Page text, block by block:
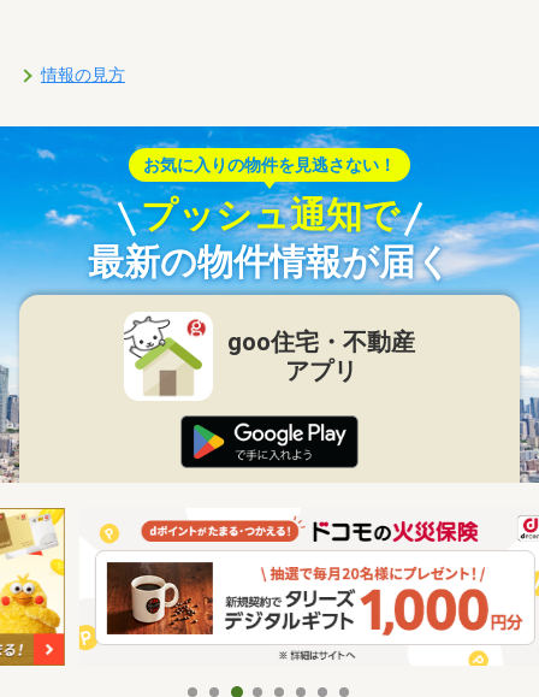
情報の見方
お気に入りの物件を見逃さない！
プッシュ通知で
最新の物件情報が届く
goo住宅・不動産
アプリ